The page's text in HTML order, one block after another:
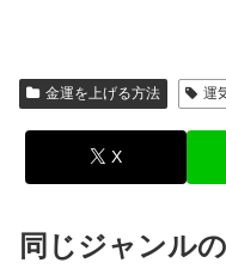
金運を上げる方法 運
X
同じジャンル